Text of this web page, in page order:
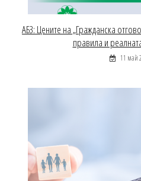
АБЗ: Цените на „Гражданска
правила и
11 май